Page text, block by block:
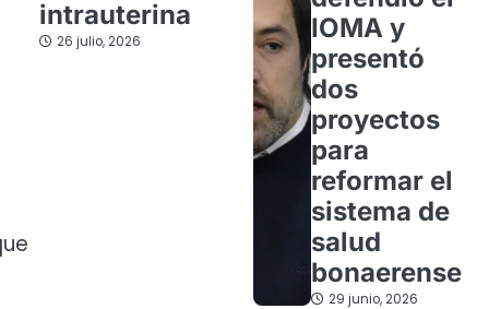
intrauterina
26 julio, 2026
IOMA y
presentó
dos
proyectos
para
reformar el
sistema de
salud
bonaerense
29 junio, 2026